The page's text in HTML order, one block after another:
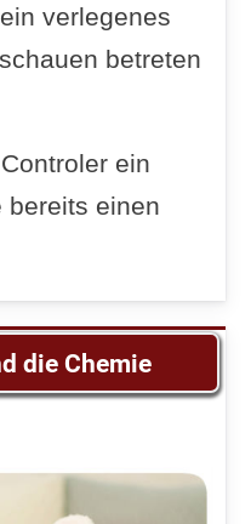
verlegenes
betreten
ein
bereits einen
die Chemie